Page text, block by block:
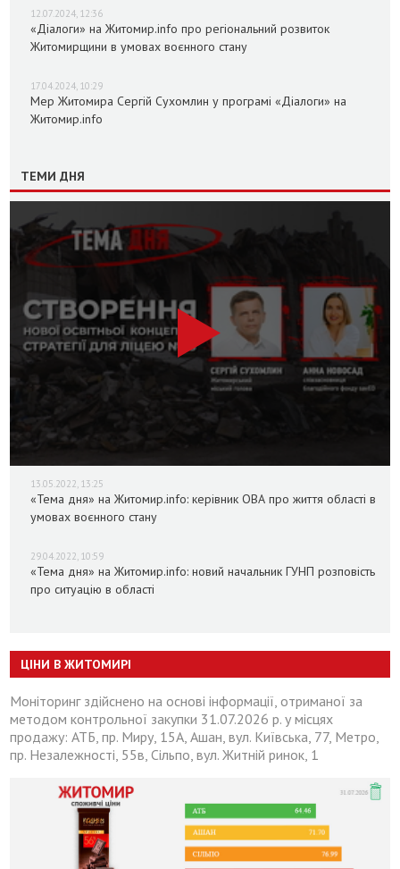
12.07.2024, 12:36
«Діалоги» на Житомир.info про регіональний розвиток
Житомирщини в умовах воєнного стану
17.04.2024, 10:29
Мер Житомира Сергій Сухомлин у програмі «Діалоги» на
Житомир.info
ТЕМИ ДНЯ
13.05.2022, 13:25
«Тема дня» на Житомир.info: керівник ОВА про життя області в
умовах воєнного стану
29.04.2022, 10:59
«Тема дня» на Житомир.info: новий начальник ГУНП розповість
про ситуацію в області
ЦІНИ В ЖИТОМИРІ
Моніторинг здійснено на основі інформації, отриманої за
методом контрольної закупки 31.07.2026 р. у місцях
продажу: АТБ, пр. Миру, 15А, Ашан, вул. Київська, 77, Метро,
пр. Незалежності, 55в, Сільпо, вул. Житній ринок, 1